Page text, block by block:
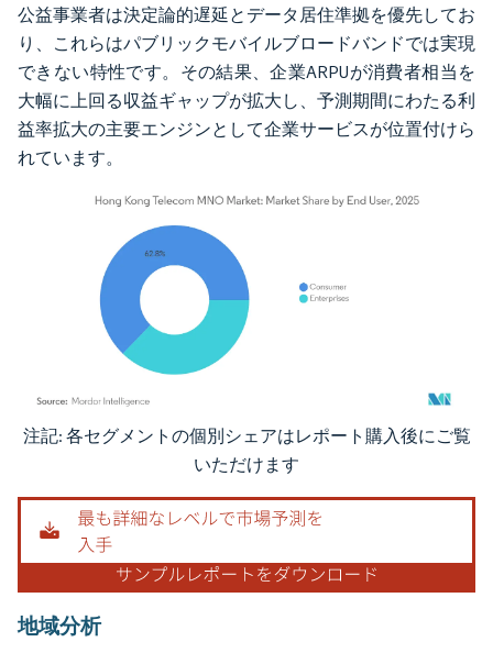
公益事業者は決定論的遅延とデータ居住準拠を優先してお
り、これらはパブリックモバイルブロードバンドでは実現
できない特性です。その結果、企業ARPUが消費者相当を
大幅に上回る収益ギャップが拡大し、予測期間にわたる利
益率拡大の主要エンジンとして企業サービスが位置付けら
れています。
画像 © Mordor Intelligence。再利用にはCC BY 4.0の表示が必要です。
注記: 各セグメントの個別シェアはレポート購入後にご覧
いただけます
地域分析